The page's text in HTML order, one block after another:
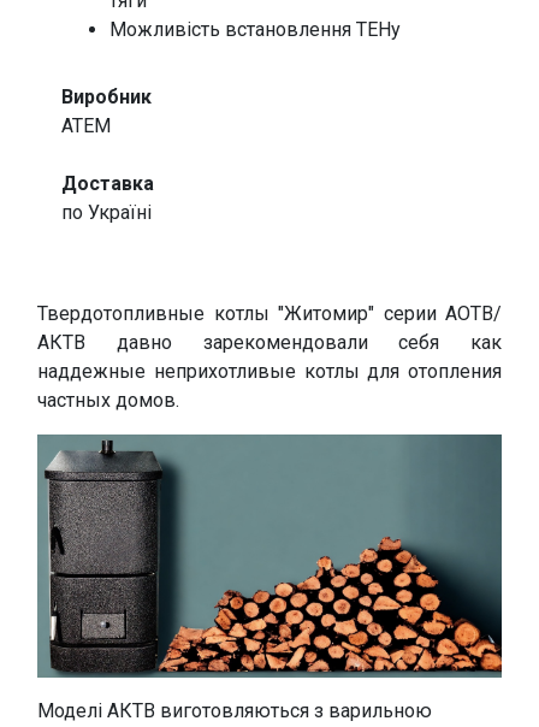
Можливість встановлення ТЕНу
Виробник
ATEM
Доставка
по Україні
Твердотопливные котлы "Житомир" серии АОТВ/
АКТВ давно зарекомендовали себя как
наддежные неприхотливые котлы для отопления
частных домов.
Моделі АКТВ виготовляються з варильною